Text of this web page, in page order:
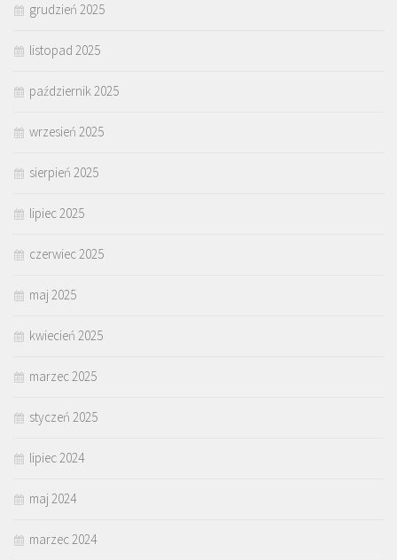
grudzień 2025
listopad 2025
październik 2025
wrzesień 2025
sierpień 2025
lipiec 2025
czerwiec 2025
maj 2025
kwiecień 2025
marzec 2025
styczeń 2025
lipiec 2024
maj 2024
marzec 2024